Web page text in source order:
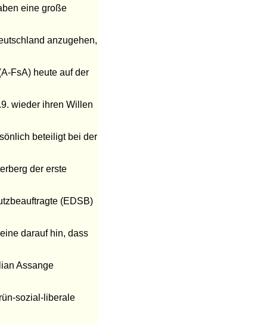
eine große
anzugehen,
FsA) heute auf der
wieder ihren Willen
beteiligt bei der
der erste
(EDSB)
darauf hin, dass
Assange
sozial-liberale